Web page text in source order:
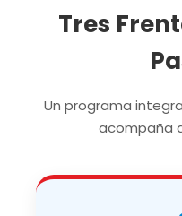
Tres
Un programa
acompaña